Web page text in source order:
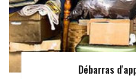
Débarras